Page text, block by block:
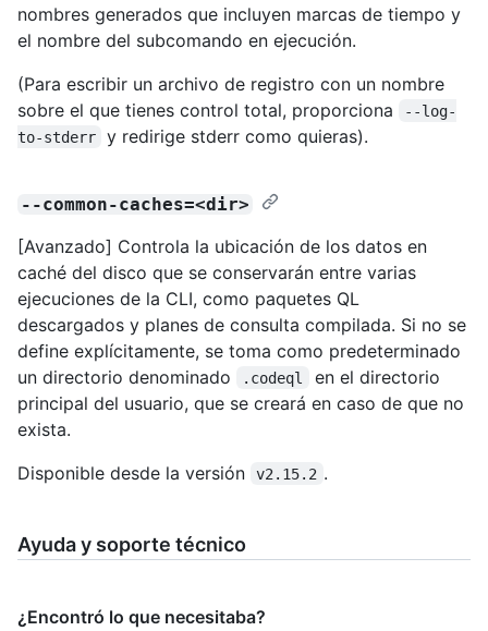
nombres generados que incluyen marcas de tiempo y
el nombre del subcomando en ejecución.
(Para escribir un archivo de registro con un nombre
sobre el que tienes control total, proporciona
--log-
to-stderr
y redirige stderr como quieras).
--common-caches=<dir>
[Avanzado] Controla la ubicación de los datos en
caché del disco que se conservarán entre varias
ejecuciones de la CLI, como paquetes QL
descargados y planes de consulta compilada. Si no se
define explícitamente, se toma como predeterminado
un directorio denominado
.codeql
en el directorio
principal del usuario, que se creará en caso de que no
exista.
Disponible desde la versión
v2.15.2 .
Ayuda y soporte técnico
¿Encontró lo que necesitaba?